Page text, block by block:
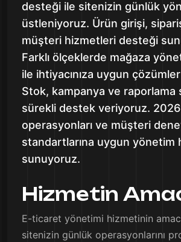
desteği ile sitenizin günlük
üstleniyoruz. Ürün girişi,
müşteri hizmetleri desteği
Farklı ölçeklerde mağaza
ile ihtiyacınıza uygun
Stok, kampanya ve raporlama
sürekli destek veriyoruz.
operasyonları ve müşteri
standartlarına uygun yönetim
sunuyoruz.
Hizmetin
E-ticaret yönetimi hizmetinin
sitenizin günlük operasyonlarını